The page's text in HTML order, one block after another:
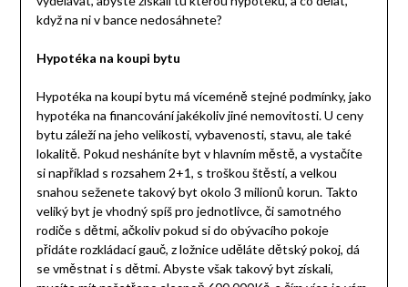
když na ni v bance nedosáhnete?
Hypotéka na koupi bytu
Hypotéka na koupi bytu má víceméně stejné podmínky, jako
hypotéka na financování jakékoliv jiné nemovitosti. U ceny
bytu záleží na jeho velikosti, vybavenosti, stavu, ale také
lokalitě. Pokud nesháníte byt v hlavním městě, a vystačíte
si například s rozsahem 2+1, s troškou štěstí, a velkou
snahou seženete takový byt okolo 3 milionů korun. Takto
veliký byt je vhodný spíš pro jednotlivce, či samotného
rodiče s dětmi, ačkoliv pokud si do obývacího pokoje
přidáte rozkládací gauč, z ložnice uděláte dětský pokoj, dá
se vměstnat i s dětmi. Abyste však takový byt získali,